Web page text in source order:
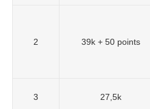
2 39k + 50 points
3 27,5k